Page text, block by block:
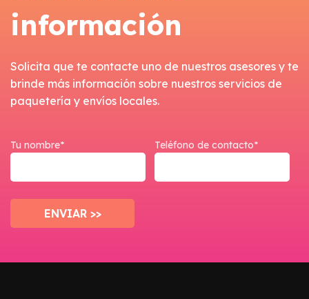
información
Solicita que te contacte uno de nuestros asesores y te
brinde más información sobre nuestros servicios de
paquetería y envíos locales.
Tu nombre* Teléfono de contacto*